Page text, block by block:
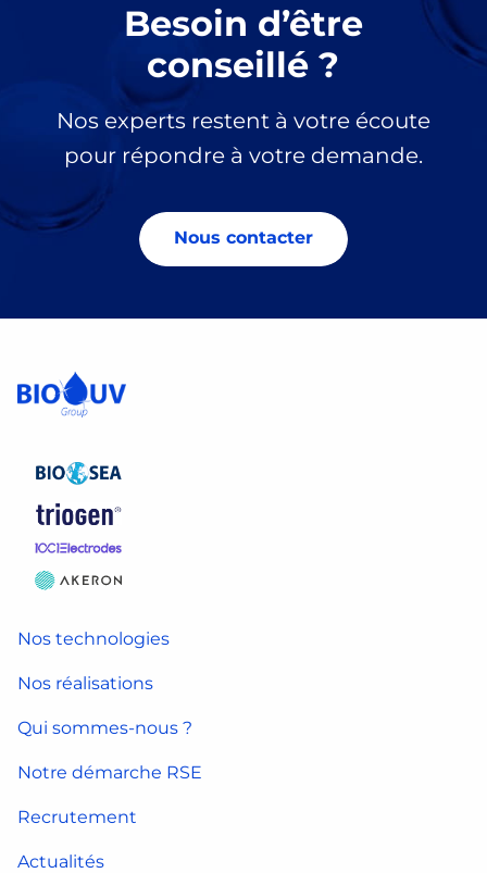
Besoin d’être
conseillé ?
Nos experts restent à votre écoute
pour répondre à votre demande.
Nous contacter
Nos technologies
Nos réalisations
Qui sommes-nous ?
Notre démarche RSE
Recrutement
Actualités